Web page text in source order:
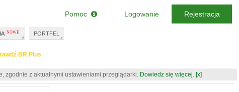
BR Plus
zgodnie z aktualnymi ustawieniami przeglądarki. Dowiedz się więcej. [x]
PORTFEL
Pomoc Logowanie Rejestracja